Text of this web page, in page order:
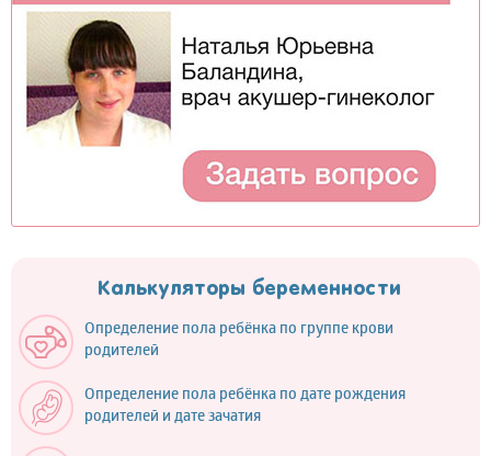
Калькуляторы беременности
Определение пола ребёнка по группе крови
родителей
Определение пола ребёнка по дате рождения
родителей и дате зачатия